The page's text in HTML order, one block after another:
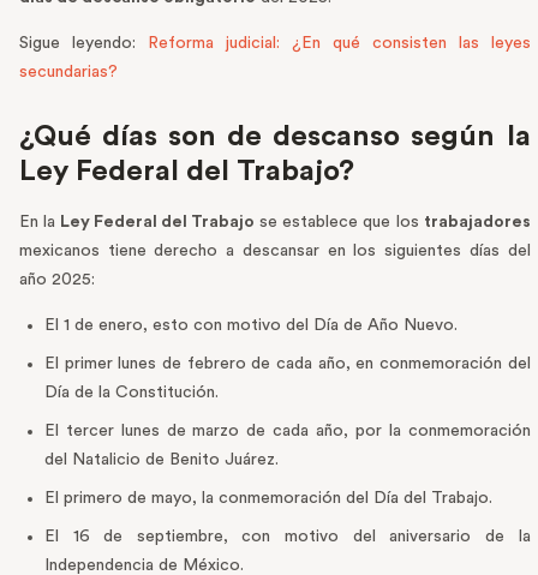
Sigue leyendo:
Reforma judicial: ¿En qué consisten las leyes
secundarias?
¿Qué días son de descanso según la
Ley Federal del Trabajo?
En la Ley Federal del Trabajo se establece que los trabajadores
mexicanos tiene derecho a descansar en los siguientes días del
año 2025:
El 1 de enero, esto con motivo del Día de Año Nuevo.
El primer lunes de febrero de cada año, en conmemoración del
Día de la Constitución.
El tercer lunes de marzo de cada año, por la conmemoración
del Natalicio de Benito Juárez.
El primero de mayo, la conmemoración del Día del Trabajo.
El 16 de septiembre, con motivo del aniversario de la
Independencia de México.